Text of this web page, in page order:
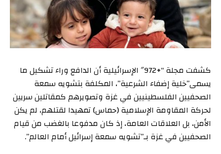
كشفت مجلة “+972″ الإسرائيلية أن الدافع وراء تشكيل ما
يسمى”خلية إضفاء الشرعية”، المكلفة بتشويه سمعة
الصحفيين الفلسطينيين في غزة وتصويرهم كمقاتلين سريين
لحركة المقاومة الإسلامية (حماس) تمهيدا لقتلهم، لم يكن
الأمن، بل العلاقات العامة، إذ كان مدفوعا بالغضب من قيام
الصحفيين في غزة بـ”تشويه سمعة إسرائيل أمام العالم”.